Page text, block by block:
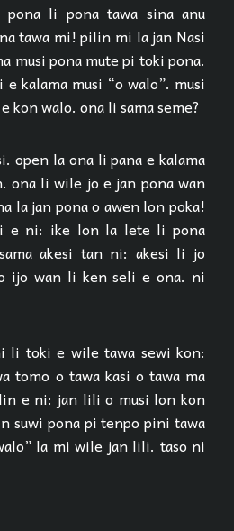
li pona tawa sina anu
tawa mi! pilin mi la jan Nasi
musi pona mute pi toki pona.
kalama musi “o walo”. musi
kon walo. ona li sama seme?
open la ona li pana e kalama
ona li wile jo e jan pona wan
la jan pona o awen lon poka!
e ni: ike lon la lete li pona
akesi tan ni: akesi li jo
ijo wan li ken seli e ona. ni
li toki e wile tawa sewi kon:
tomo o tawa kasi o tawa ma
e ni: jan lili o musi lon kon
suwi pona pi tenpo pini tawa
la mi wile jan lili. taso ni